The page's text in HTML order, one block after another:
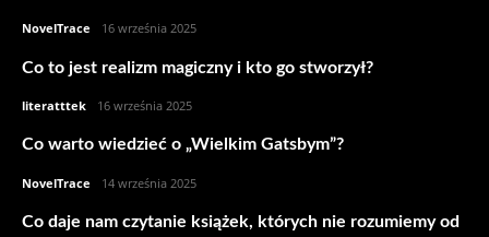
NovelTrace 16 września 2025
Co to jest realizm magiczny i kto go stworzył?
literatttek 16 września 2025
Co warto wiedzieć o „Wielkim Gatsbym”?
NovelTrace 14 września 2025
Co daje nam czytanie książek, których nie rozumiemy od